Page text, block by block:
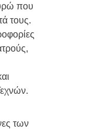
που
τους.
των